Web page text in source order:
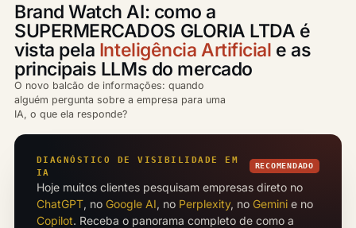
Brand Watch AI: como a
SUPERMERCADOS GLORIA LTDA é
vista pela Inteligência Artificial e as
principais LLMs do mercado
O novo balcão de informações: quando
alguém pergunta sobre a empresa para uma
IA, o que ela responde?
DIAGNÓSTICO DE VISIBILIDADE EM
IA
RECOMENDADO
Hoje muitos clientes pesquisam empresas direto no
ChatGPT, no Google AI, no Perplexity, no Gemini e no
Copilot. Receba o panorama completo de como a